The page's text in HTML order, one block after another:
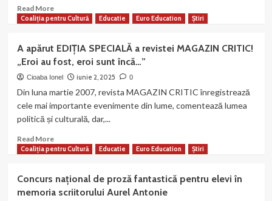
Read MoreRead
more
ambasador
al
EURO
EDUCATION
FEDERATION,
Andrei
Popete
Coaliția pentru Cultură Educatie Euro Education Știri
A apărut EDIȚIA SPECIALĂ a revistei MAGAZIN CRITIC!
„Eroi au fost, eroi sunt încă…”
Cioaba Ionel iunie 2, 2025 0
Din luna martie 2007, revista MAGAZIN CRITIC înregistrează
cele mai importante evenimente din lume, comentează lumea
politică și culturală, dar,...
Read MoreRead
more
apărut
EDIȚIA
Coaliția pentru Cultură Educatie Euro Education Știri
Concurs național de proză fantastică pentru elevi în
memoria scriitorului Aurel Antonie